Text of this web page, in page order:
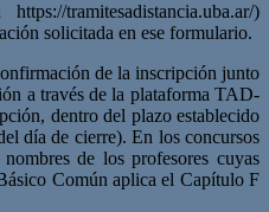
tramitesadistancia.uba.ar/)
solicitada en ese formulario.
de la inscripción junto
a través de la plataforma TAD-
dentro del plazo establecido
día de cierre). En los concursos
de los profesores cuyas
Común aplica el Capítulo F